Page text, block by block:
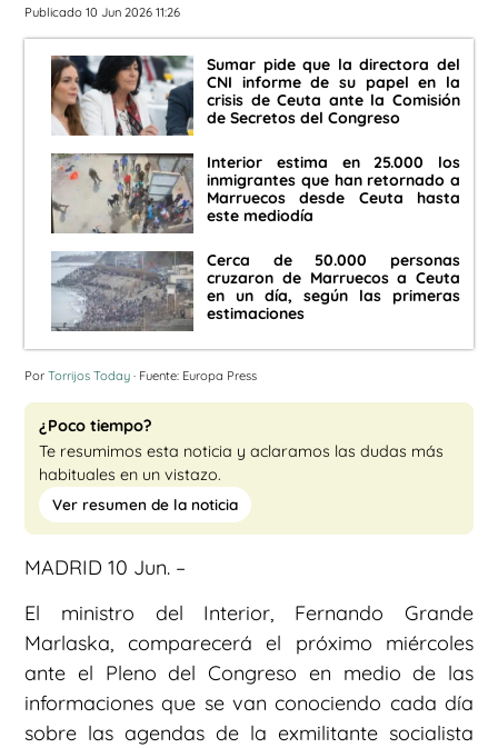
Publicado 10 Jun 2026 11:26
Sumar pide que la directora del
CNI informe de su papel en la
crisis de Ceuta ante la Comisión
de Secretos del Congreso
Interior estima en 25.000 los
inmigrantes que han retornado a
Marruecos desde Ceuta hasta
este mediodía
Cerca de 50.000 personas
cruzaron de Marruecos a Ceuta
en un día, según las primeras
estimaciones
Por Torrijos Today · Fuente: Europa Press
¿Poco tiempo?
Te resumimos esta noticia y aclaramos las dudas más
habituales en un vistazo.
Ver resumen de la noticia
MADRID 10 Jun. –
El ministro del Interior, Fernando Grande
Marlaska, comparecerá el próximo miércoles
ante el Pleno del Congreso en medio de las
informaciones que se van conociendo cada día
sobre las agendas de la exmilitante socialista